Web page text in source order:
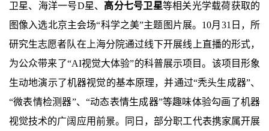
卫星、海洋一号D星、 高分七号卫星等相关光学载荷获取的
图像入选北京主会场“科学之美”主题图片展。 10月 31 日，所
研究生志愿者队在上海分院通过线下开展线上直播的形式，
为公众带来了“AI视觉大体验”的科普展示项目。该项目形象
生动地演示了机器视觉的基本原理，并通过“秃头生成器”、
“微表情检测器”、“动态表情生成器”等趣味体验勾画了机器
视觉技术的广阔应用前景。同日，部分职工代表携家属开展